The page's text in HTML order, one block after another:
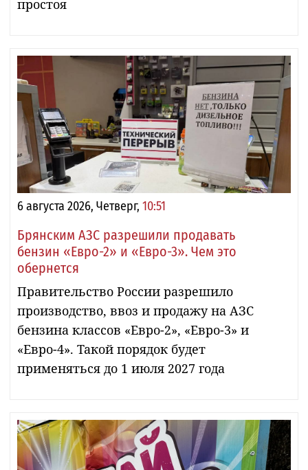
простоя
6 августа 2026, Четверг, 10:51
Брянским АЗС разрешили продавать
бензин «Евро-2» и «Евро-3». Чем это
обернется
Правительство России разрешило
производство, ввоз и продажу на АЗС
бензина классов «Евро-2», «Евро-3» и
«Евро-4». Такой порядок будет
применяться до 1 июля 2027 года